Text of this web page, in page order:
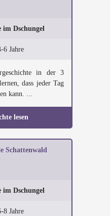
im Dschungel
6 Jahre
in der 3
dass jeder Tag
kann. ...
lesen
Schattenwald
im Dschungel
8 Jahre